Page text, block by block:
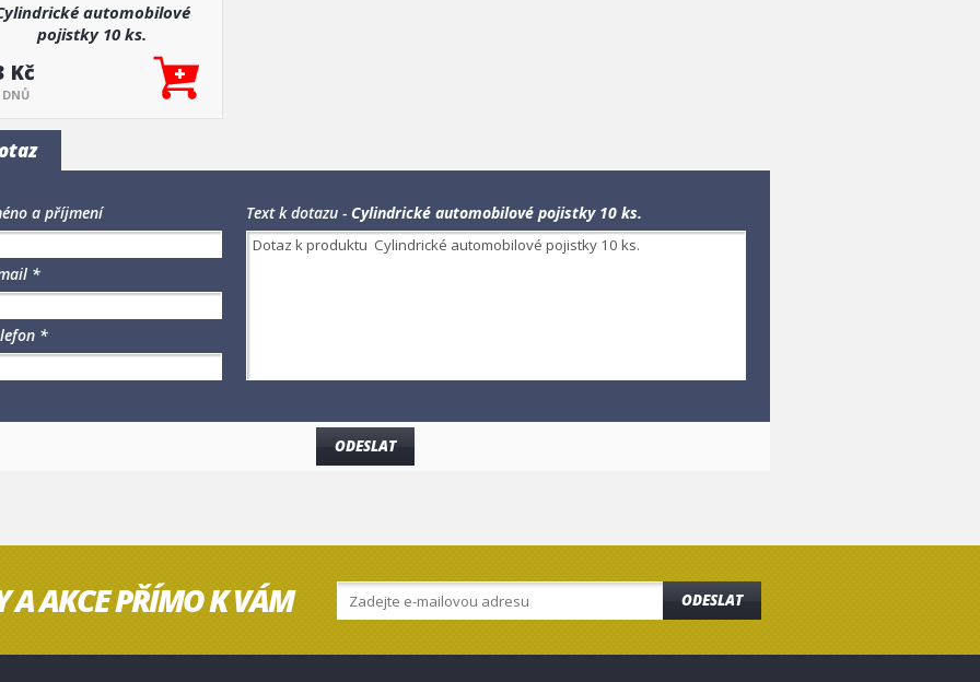
automobilové
pojistky 10 ks.
Kč
DNŮ
a příjmení
*
*
Text k dotazu - Cylindrické automobilové pojistky 10 ks.
A AKCE PŘÍMO K VÁM ODESLAT